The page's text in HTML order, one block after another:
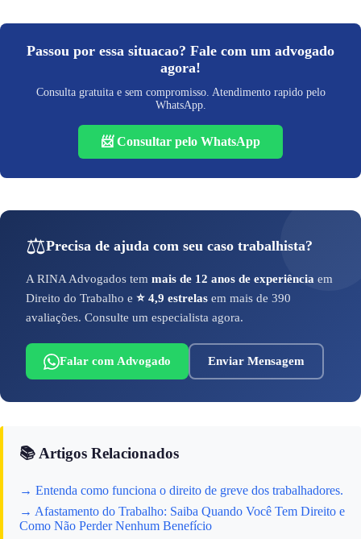
Passou por essa situacao? Fale com um advogado
agora!
Consulta gratuita e sem compromisso. Atendimento rapido pelo
WhatsApp.
📨 Consultar pelo WhatsApp
⚖️Precisa de ajuda com seu caso trabalhista?
A RINA Advogados tem mais de 12 anos de experiência em
Direito do Trabalho e ⭐ 4,9 estrelas em mais de 390
avaliações. Consulte um especialista agora.
Falar com Advogado Enviar Mensagem
📚 Artigos Relacionados
→ Entenda como funciona o direito de greve dos trabalhadores.
→ Afastamento do Trabalho: Saiba Quando Você Tem Direito e
Como Não Perder Nenhum Benefício